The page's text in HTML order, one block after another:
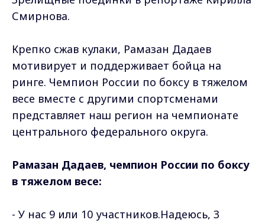
Смирнова.
Крепко сжав кулаки, Рамазан Дадаев
мотивирует и поддерживает бойца на
ринге. Чемпион России по боксу в тяжелом
весе вместе с другими спортсменами
представляет наш регион на чемпионате
центрального федерального округа.
Рамазан Дадаев, чемпион России по боксу
в тяжелом весе:
- У нас 9 или 10 участников.Надеюсь, 3